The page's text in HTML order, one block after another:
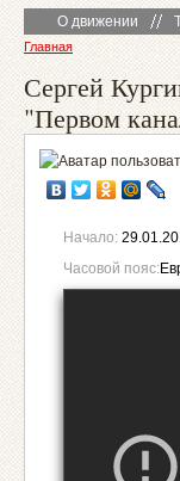
О движении
Главная
Сергей
"Первом
Начало:
Часовой пояс: